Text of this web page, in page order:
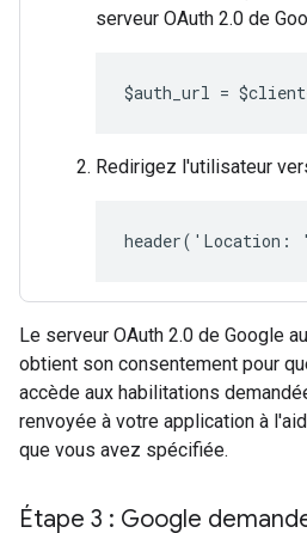
serveur OAuth 2.0 de
$auth_url =
Redirigez l'utilisateur
header('Location:
Le serveur OAuth 2.0 de Google
obtient son consentement pour
accède aux habilitations
renvoyée à votre application à
que vous avez spécifiée.
Étape 3 : Google